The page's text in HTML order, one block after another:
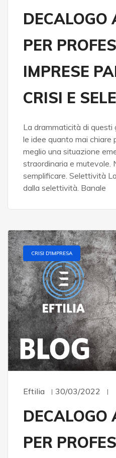
DECALOGO
PER
IMPRESE
CRISI E
La drammaticità di questi
le idee quanto mai chiare
meglio una situazione
straordinaria e mutevole.
semplificare. Selettività
dalla selettività. Banale
CRISI D'IMPRESA
Eftilia 30/03/2022
DECALOGO
PER